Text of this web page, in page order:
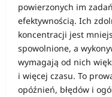
powierzonych im
efektywnością. Ich
koncentracji jest
spowolnione, a
wymagają od nich
i więcej czasu. To
opóźnień, błędów i